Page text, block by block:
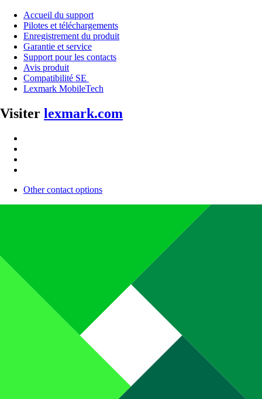
Accueil du support
Pilotes et téléchargements
Enregistrement du produit
Garantie et service
Support pour les contacts
Avis produit
Compatibilité SE
Lexmark MobileTech
Visiter lexmark.com
Other contact options